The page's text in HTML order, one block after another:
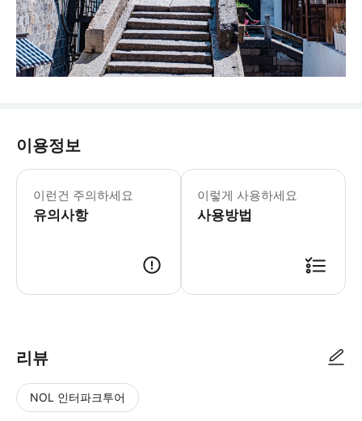
이용정보
이런건 주의하세요
유의사항
이용 시간: 07:00~15:00 (동자 풍경
* 동자(董栅)는 TV 시리즈 "수상시광
이렇게 사용하세요
사용방법
리뷰
NOL 인터파크투어